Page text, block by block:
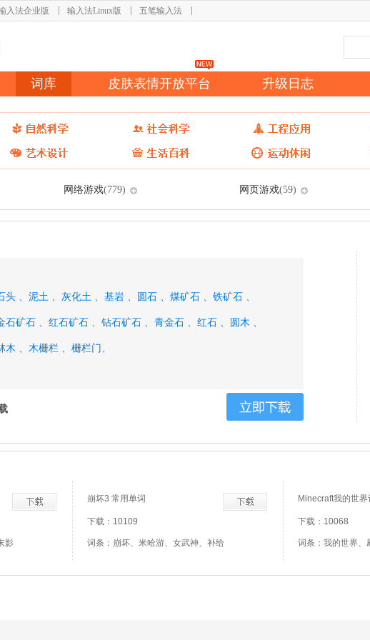
入法企业版 输入法Linux版 五笔输入法
词库 皮肤表情开放平台 升级日志
网络游戏(779) 网页游戏(59)
头 、 泥土 、 灰化土 、 基岩 、 圆石 、 煤矿石 、 铁矿石 、
石矿石 、 红石矿石 、 钻石矿石 、 青金石 、 红石 、 圆木 、
木 、 木栅栏 、 栅栏门、
影
崩坏3 常用单词
下载：10109
词条：崩坏、米哈游、女武神、补给
Minecraft我的世
下载：10068
词条：我的世界、